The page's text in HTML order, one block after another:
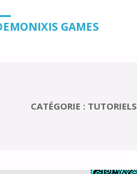
GAMES
CATÉGORIE : TUTORIELS